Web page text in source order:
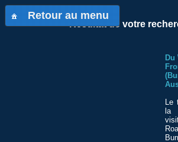
Retour au menu
Résultat de votre
Du
Le
la